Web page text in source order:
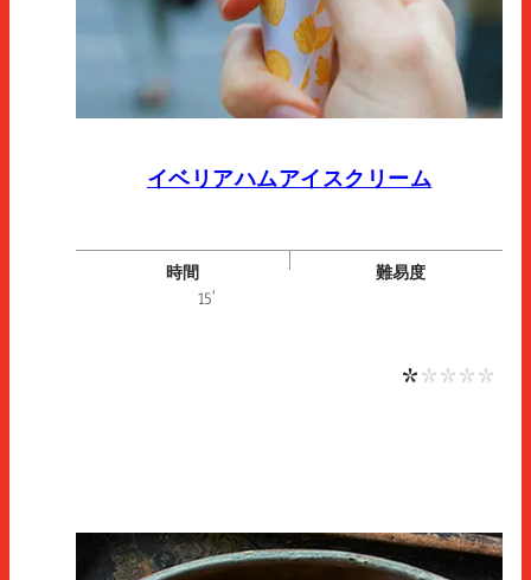
イベリアハムアイスクリーム
時間
15'
難易度